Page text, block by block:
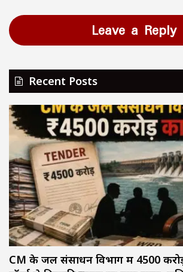
Leave a Reply
Recent Posts
CM के जल संसाधन विभाग में ₹4500